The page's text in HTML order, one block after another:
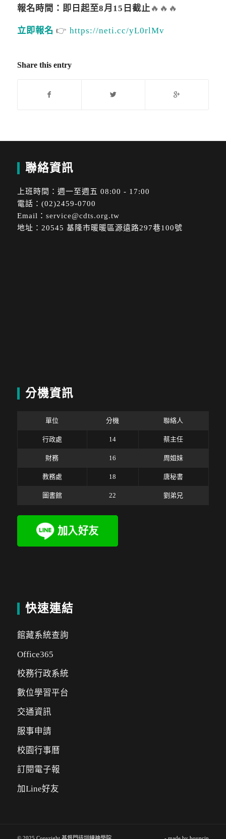
報名時間：即日起至8月15日截止 🔥🔥🔥
立即報名 👉 https://neti.cc/yL0rlMv
Share this entry
聯絡資訊
上班時間：週一至週五 08:00 - 17:00
電話：(02)2459-0700
Email： service@cdts.org.tw
地址：20545 基隆市暖暖區源遠路297巷100號
分機資訊
單位 分機 聯絡人
行政處 14 蔡主任
財務 16 周姐妹
教務處 18 唐秘書
圖書館 22 劉弟兄
快速連結
館藏系統查詢
Office365
校務行政系統
數位學習平台
交通資訊
服事申請
校園行事曆
訂閱電子報
加Line好友